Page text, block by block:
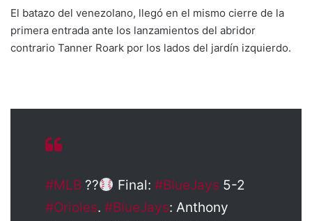
El batazo del venezolano, llegó en el mismo cierre de la
primera entrada ante los lanzamientos del abridor
contrario Tanner Roark por los lados del jardín izquierdo.
#MLB ?? Final: #BlueJays 5-2
#Orioles. #BlueJays: Anthony